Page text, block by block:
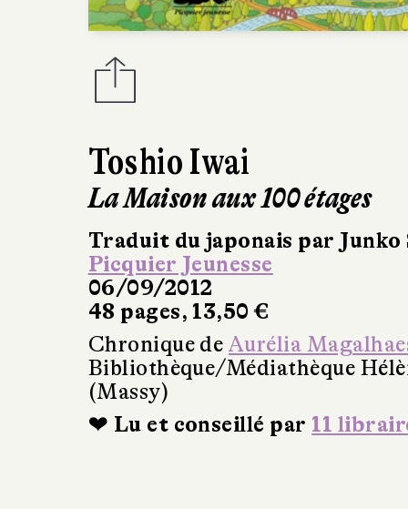
Toshio Iwai
La Maison aux 100 étages
Traduit du japonais par Junko
Picquier Jeunesse
06/09/2012
48 pages, 13,50 €
Chronique de Aurélia
Bibliothèque/Médiathèque
(Massy)
❤ Lu et conseillé par 11